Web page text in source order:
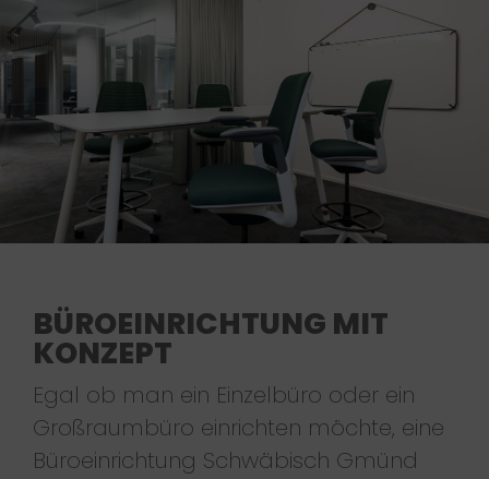
BÜROEINRICHTUNG MIT
KONZEPT
Egal ob man ein Einzelbüro oder ein
Großraumbüro einrichten möchte, eine
Büroeinrichtung Schwäbisch Gmünd